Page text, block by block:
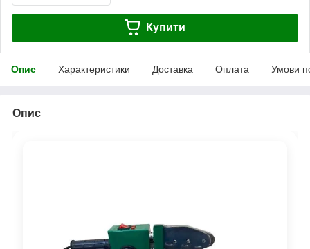
Купити
Опис Характеристики Доставка Оплата Умови
Опис